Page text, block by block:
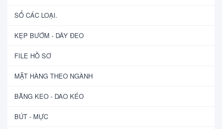
SỔ CÁC LOẠI.
KẸP BƯỚM - DÂY ĐEO
FILE HỒ SƠ
MẶT HÀNG THEO NGÀNH
BĂNG KEO - DAO KÉO
BÚT - MỰC